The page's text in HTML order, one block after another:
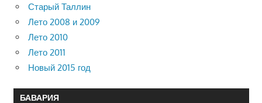
Старый Таллин
Лето 2008 и 2009
Лето 2010
Лето 2011
Новый 2015 год
БАВАРИЯ